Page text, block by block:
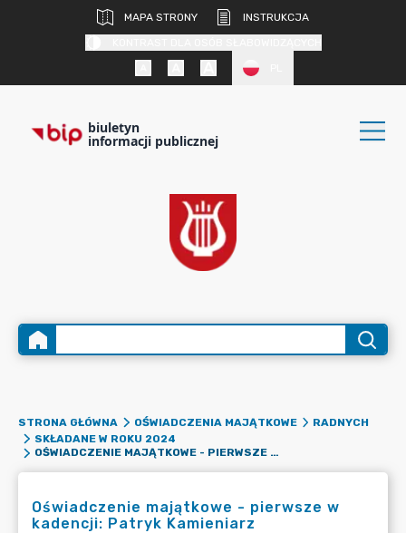
MAPA STRONY
INSTRUKCJA
biuletyn
informacji publicznej
STRONA GŁÓWNA OŚWIADCZENIA MAJĄTKOWE
RADNYCH
SKŁADANE W ROKU 2024
OŚWIADCZENIE MAJĄTKOWE - PIERWSZE W KADENCJI: PATRYK KAMIENIARZ
Oświadczenie majątkowe - pierwsze w
kadencji: Patryk Kamieniarz